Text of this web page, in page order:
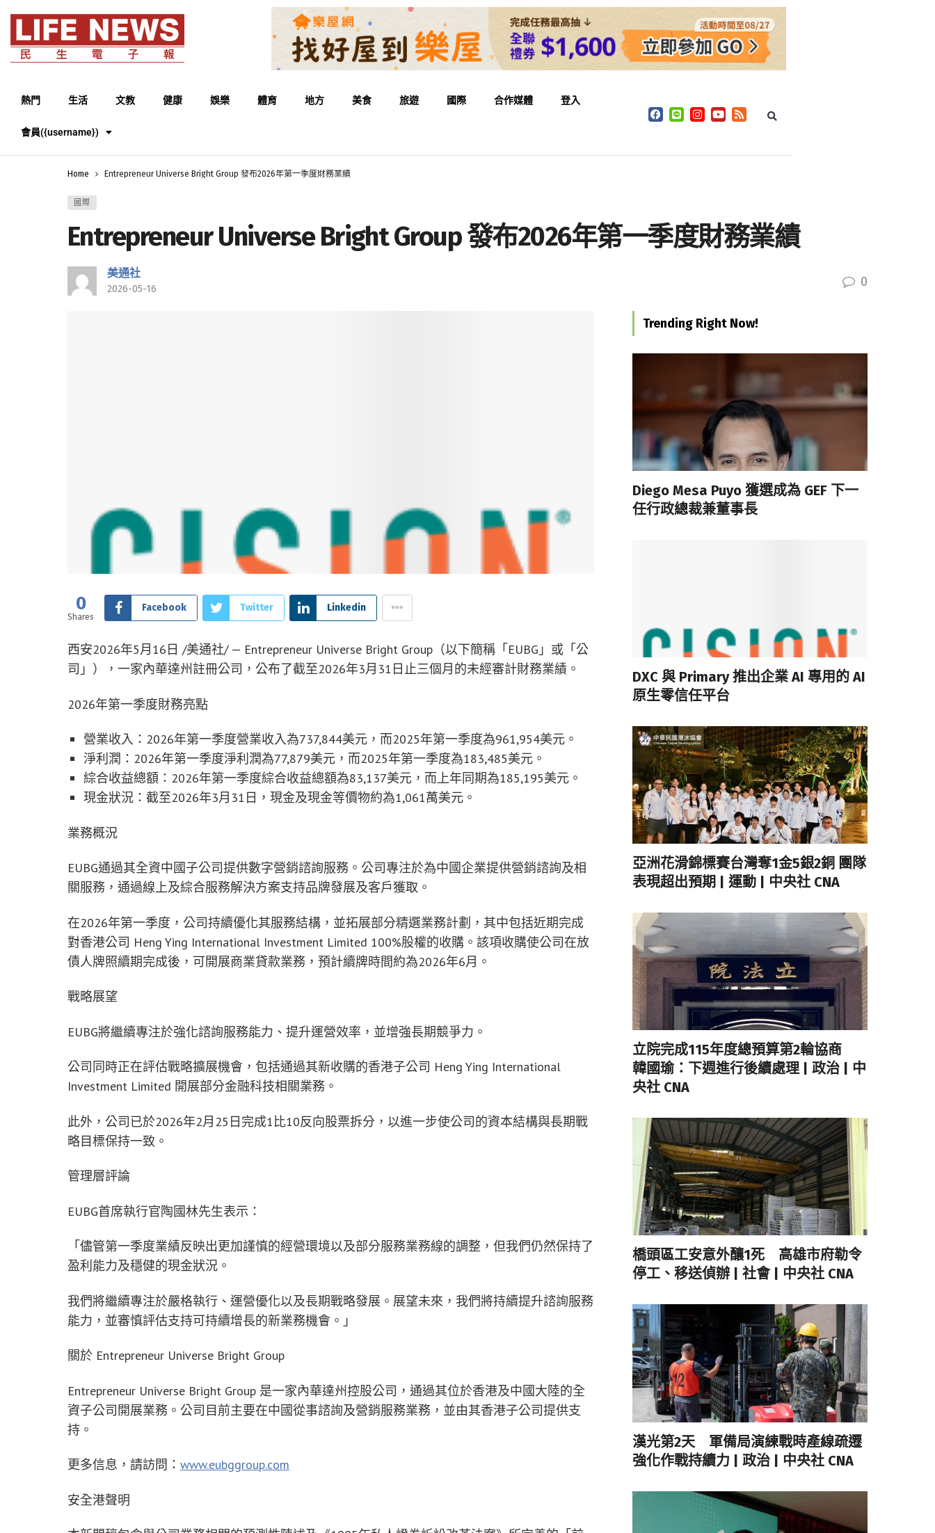
熱門 生活 文教 健康 娛樂 體育 地方 美食 旅遊 國際 合作媒體 登入
會員({username})
Home Entrepreneur Universe Bright Group 發布2026年第一季度財務業績
國際
Entrepreneur Universe Bright Group 發布2026年第一季度財務業績
美通社
2026-05-16 0
0
Shares
Facebook Twitter Linkedin
西安2026年5月16日 /美通社/ — Entrepreneur Universe Bright Group（以下簡稱「EUBG」或「公
司」），一家內華達州註冊公司，公布了截至2026年3月31日止三個月的未經審計財務業績。
2026年第一季度財務亮點
營業收入：2026年第一季度營業收入為737,844美元，而2025年第一季度為961,954美元。
淨利潤：2026年第一季度淨利潤為77,879美元，而2025年第一季度為183,485美元。
綜合收益總額：2026年第一季度綜合收益總額為83,137美元，而上年同期為185,195美元。
現金狀況：截至2026年3月31日，現金及現金等價物約為1,061萬美元。
業務概況
EUBG通過其全資中國子公司提供數字營銷諮詢服務。公司專注於為中國企業提供營銷諮詢及相
關服務，通過線上及綜合服務解決方案支持品牌發展及客戶獲取。
在2026年第一季度，公司持續優化其服務結構，並拓展部分精選業務計劃，其中包括近期完成
對香港公司 Heng Ying International Investment Limited 100%股權的收購。該項收購使公司在放
債人牌照續期完成後，可開展商業貸款業務，預計續牌時間約為2026年6月。
戰略展望
EUBG將繼續專注於強化諮詢服務能力、提升運營效率，並增強長期競爭力。
公司同時正在評估戰略擴展機會，包括通過其新收購的香港子公司 Heng Ying International
Investment Limited 開展部分金融科技相關業務。
此外，公司已於2026年2月25日完成1比10反向股票拆分，以進一步使公司的資本結構與長期戰
略目標保持一致。
管理層評論
EUBG首席執行官陶國林先生表示：
「儘管第一季度業績反映出更加謹慎的經營環境以及部分服務業務線的調整，但我們仍然保持了
盈利能力及穩健的現金狀況。
我們將繼續專注於嚴格執行、運營優化以及長期戰略發展。展望未來，我們將持續提升諮詢服務
能力，並審慎評估支持可持續增長的新業務機會。」
關於 Entrepreneur Universe Bright Group
Entrepreneur Universe Bright Group 是一家內華達州控股公司，通過其位於香港及中國大陸的全
資子公司開展業務。公司目前主要在中國從事諮詢及營銷服務業務，並由其香港子公司提供支
持。
更多信息，請訪問： www.eubggroup.com
安全港聲明
Trending Right Now!
Diego Mesa Puyo 獲選成為 GEF 下一
任行政總裁兼董事長
DXC 與 Primary 推出企業 AI 專用的 AI
原生零信任平台
亞洲花滑錦標賽台灣奪1金5銀2銅 團隊
表現超出預期 | 運動 | 中央社 CNA
立院完成115年度總預算第2輪協商
韓國瑜：下週進行後續處理 | 政治 | 中
央社 CNA
橋頭區工安意外釀1死 高雄市府勒令
停工、移送偵辦 | 社會 | 中央社 CNA
漢光第2天 軍備局演練戰時產線疏遷
強化作戰持續力 | 政治 | 中央社 CNA